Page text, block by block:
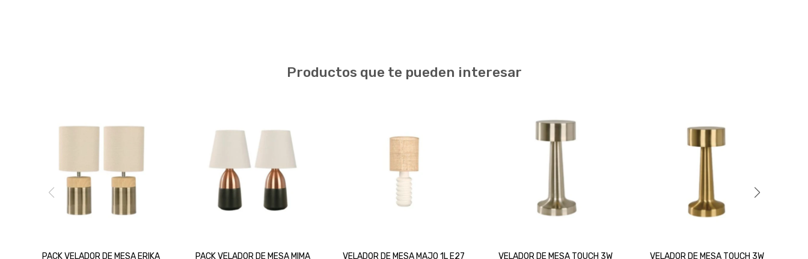
Productos que te pueden interesar
PACK VELADOR DE MESA ERIKA
PACK VELADOR DE MESA MIMA
VELADOR DE MESA MAJO 1L E27
VELADOR DE MESA TOUCH 3W
VELADOR DE MESA TOUCH 3W